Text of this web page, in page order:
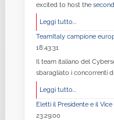
excited to host the
Leggi tutto...
TeamItaly campione
18:43:31
Il team italiano del
sbaragliato i concorrenti
Leggi tutto...
Eletti il Presidente e il
23:29:00